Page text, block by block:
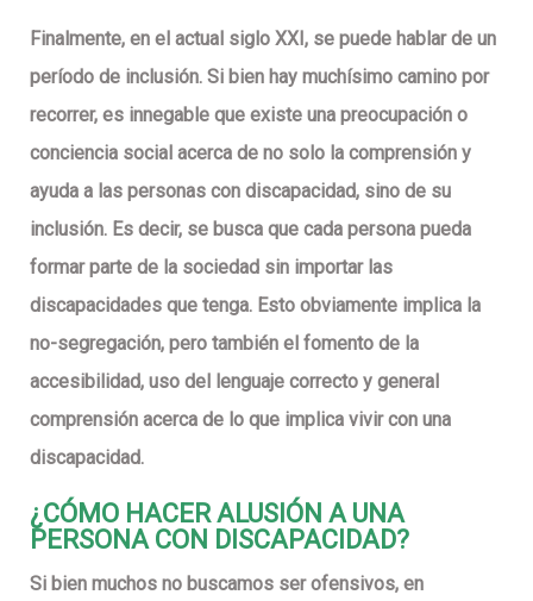
Finalmente, en el actual siglo XXI, se puede hablar de un
período de inclusión. Si bien hay muchísimo camino por
recorrer, es innegable que existe una preocupación o
conciencia social acerca de no solo la comprensión y
ayuda a las personas con discapacidad, sino de su
inclusión. Es decir, se busca que cada persona pueda
formar parte de la sociedad sin importar las
discapacidades que tenga. Esto obviamente implica la
no-segregación, pero también el fomento de la
accesibilidad, uso del lenguaje correcto y general
comprensión acerca de lo que implica vivir con una
discapacidad.
¿CÓMO HACER ALUSIÓN A UNA
PERSONA CON DISCAPACIDAD?
Si bien muchos no buscamos ser ofensivos, en